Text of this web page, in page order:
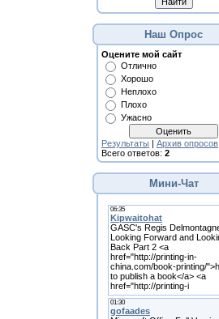
Наш Опрос
Оцените мой сайт
Отлично
Хорошо
Неплохо
Плохо
Ужасно
Результаты | Архив опросов
Всего ответов: 2
Мини-Чат